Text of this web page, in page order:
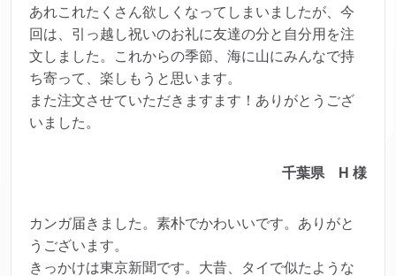
あれこれたくさん欲しくなってしまいましたが、今
回は、引っ越し祝いのお礼に友達の分と自分用を注
文しました。これからの季節、海に山にみんなで持
ち寄って、楽しもうと思います。
また注文させていただきますます！ありがとうござ
いました。
千葉県 H 様
カンガ届きました。素朴でかわいいです。ありがと
うございます。
きっかけは東京新聞です。大昔、タイで似たような